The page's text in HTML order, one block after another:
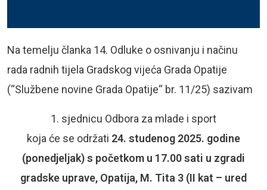
Na temelju članka 14. Odluke o osnivanju i načinu
rada radnih tijela Gradskog vijeća Grada Opatije
(“Službene novine Grada Opatije“ br. 11/25) sazivam
1. sjednicu Odbora za mlade i sport
koja će se održati 24. studenog 2025. godine
(ponedjeljak) s početkom u 17.00 sati u zgradi
gradske uprave, Opatija, M. Tita 3 (II kat – ured